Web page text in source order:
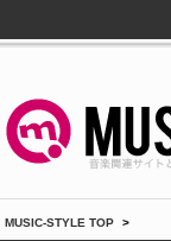
MUSIC-STYLE TOP >